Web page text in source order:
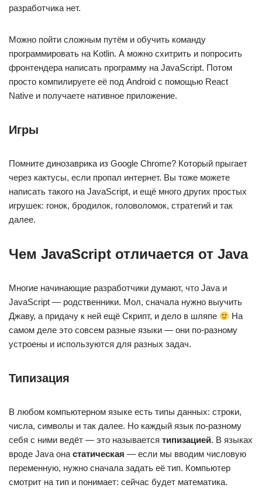
разработчика нет.
Можно пойти сложным путём и обучить команду
программировать на Kotlin. А можно схитрить и попросить
фронтендера написать программу на JavaScript. Потом
просто компилируете её под Android с помощью React
Native и получаете нативное приложение.
Игры
Помните динозаврика из Google Chrome? Который прыгает
через кактусы, если пропал интернет. Вы тоже можете
написать такого на JavaScript, и ещё много других простых
игрушек: гонок, бродилок, головоломок, стратегий и так
далее.
Чем JavaScript отличается от Java
Многие начинающие разработчики думают, что Java и
JavaScript — родственники. Мол, сначала нужно выучить
Джаву, а придачу к ней ещё Скрипт, и дело в шляпе
На
самом деле это совсем разные языки — они по-разному
устроены и используются для разных задач.
Типизация
В любом компьютерном языке есть типы данных: строки,
числа, символы и так далее. Но каждый язык по-разному
себя с ними ведёт — это называется типизацией. В языках
вроде Java она статическая — если мы вводим числовую
переменную, нужно сначала задать её тип. Компьютер
смотрит на тип и понимает: сейчас будет математика.